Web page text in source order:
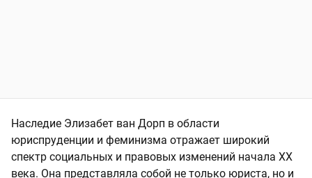
Наследие Элизабет ван Дорп в области
юриспруденции и феминизма отражает широкий
спектр социальных и правовых изменений начала XX
века. Она представляла собой не только юриста, но и